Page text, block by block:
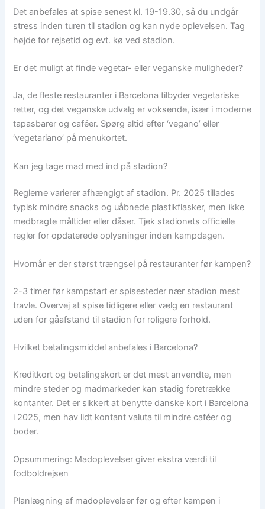
Det anbefales at spise senest kl. 19-19.30, så du undgår
stress inden turen til stadion og kan nyde oplevelsen. Tag
højde for rejsetid og evt. kø ved stadion.
Er det muligt at finde vegetar- eller veganske muligheder?
Ja, de fleste restauranter i Barcelona tilbyder vegetariske
retter, og det veganske udvalg er voksende, især i moderne
tapasbarer og caféer. Spørg altid efter ‘vegano’ eller
‘vegetariano’ på menukortet.
Kan jeg tage mad med ind på stadion?
Reglerne varierer afhængigt af stadion. Pr. 2025 tillades
typisk mindre snacks og uåbnede plastikflasker, men ikke
medbragte måltider eller dåser. Tjek stadionets officielle
regler for opdaterede oplysninger inden kampdagen.
Hvornår er der størst trængsel på restauranter før kampen?
2-3 timer før kampstart er spisesteder nær stadion mest
travle. Overvej at spise tidligere eller vælg en restaurant
uden for gåafstand til stadion for roligere forhold.
Hvilket betalingsmiddel anbefales i Barcelona?
Kreditkort og betalingskort er det mest anvendte, men
mindre steder og madmarkeder kan stadig foretrække
kontanter. Det er sikkert at benytte danske kort i Barcelona
i 2025, men hav lidt kontant valuta til mindre caféer og
boder.
Opsummering: Madoplevelser giver ekstra værdi til
fodboldrejsen
Planlægning af madoplevelser før og efter kampen i